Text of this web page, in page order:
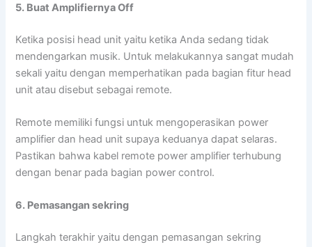
5. Buat Amplifiernya Off
Ketika posisi head unit yaitu ketika Anda sedang tidak
mendengarkan musik. Untuk melakukannya sangat mudah
sekali yaitu dengan memperhatikan pada bagian fitur head
unit atau disebut sebagai remote.
Remote memiliki fungsi untuk mengoperasikan power
amplifier dan head unit supaya keduanya dapat selaras.
Pastikan bahwa kabel remote power amplifier terhubung
dengan benar pada bagian power control.
6. Pemasangan sekring
Langkah terakhir yaitu dengan pemasangan sekring